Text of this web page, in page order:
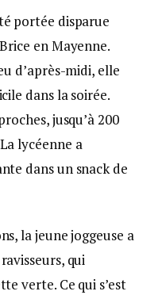
portée disparue
en Mayenne.
d’après-midi, elle
dans la soirée.
jusqu’à 200
lycéenne a
dans un snack de
la jeune joggeuse a
qui
verte. Ce qui s’est